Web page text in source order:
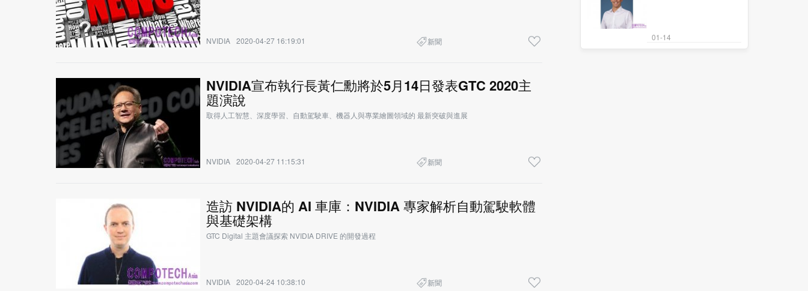
NVIDIA 2020-04-27 16:19:01 新聞
NVIDIA宣布執行長黃仁勳將於5月14日發表GTC 2020主
題演說
取得人工智慧、深度學習、自動駕駛車、機器人與專業繪圖領域的 最新突破與進展
NVIDIA 2020-04-27 11:15:31 新聞
造訪 NVIDIA的 AI 車庫：NVIDIA 專家解析自動駕駛軟體
與基礎架構
GTC Digital 主題會議探索 NVIDIA DRIVE 的開發過程
NVIDIA 2020-04-24 10:38:10 新聞
01-14